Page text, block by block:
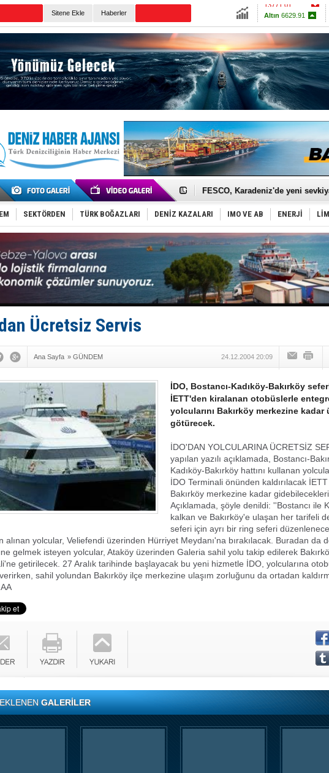
Sitene Ekle Haberler
Altın 6629.91
Euro55.0571
Tersane işçilerinin direnişi,
FESCO, Karadeniz'de yeni
DESE, BIMCO’ya katıldı
GİMBİRDER gemi inşa yan
35 milyon TL'lik tekne projesinde
İnsansız cankurtaran ihalesini
Yüzyıl sonra ilk kez dünyaya
Anadolu Tersanesi EYDEP’te A
Derince, ILCA Masters Türkiye
Tüpraş, ham petrol
İTU AUV, Dünya’da 2. oldu!
LNG taşımacılığında maliyetler
PROYAD, yat mürettebatı için
SEKTÖRDEN TÜRK BOĞAZLARI DENİZ KAZALARI IMO VE AB ENERJİ
Ücretsiz Servis
Ana Sayfa » GÜNDEM 24.12.2004 20:09
İDO, Bostancı-Kadıköy-Bakırköy
İETT'den kiralanan otobüslerle
yolcularını Bakırköy merkezine kadar
götürecek.
İDO'DAN YOLCULARINA ÜCRETSİZ
yapılan yazılı açıklamada, Bostancı-
Kadıköy-Bakırköy hattını kullanan
İDO Terminali önünden kaldırılacak
Bakırköy merkezine kadar
Açıklamada, şöyle denildi: ''Bostancı ile
kalkan ve Bakırköy'e ulaşan her tarifeli
seferi için ayrı bir ring seferi
alınan yolcular, Veliefendi üzerinden Hürriyet Meydanı'na bırakılacak. Buradan da
gelmek isteyen yolcular, Ataköy üzerinden Galeria sahil yolu takip edilerek
getirilecek. 27 Aralık tarihinde başlayacak bu yeni hizmetle İDO, yolcularına
sahil yolundan Bakırköy ilçe merkezine ulaşım zorluğunu da ortadan
GALERİLER